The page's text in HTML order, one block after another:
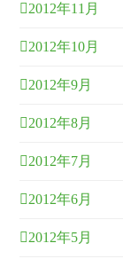
2012年11月
2012年10月
2012年9月
2012年8月
2012年7月
2012年6月
2012年5月